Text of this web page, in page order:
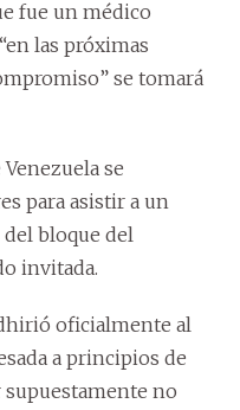
fue un médico
las próximas
se tomará
se
para asistir a un
bloque del
invitada.
oficialmente al
a principios de
no